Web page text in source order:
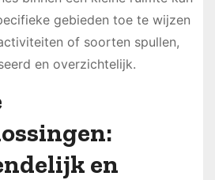
gebieden toe te wijzen
of soorten spullen,
en overzichtelijk.
en